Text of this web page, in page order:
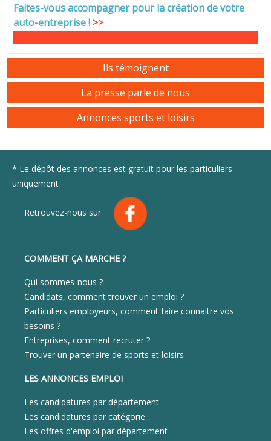
Faites-vous accompagner pour la création de votre
auto-entreprise! >>
Ils témoignent
La presse parle de nous
Annonces sports et loisirs
* Le dépôt des annonces est gratuit pour les particuliers
uniquement
Retrouvez-nous sur
COMMENT ÇA MARCHE ?
Qui sommes-nous ?
Candidats, comment trouver un emploi ?
Particuliers employeurs, comment faire connaitre vos
besoins ?
Entreprises, comment recruter ?
Trouver un partenaire de sports et loisirs
LES ANNONCES EMPLOI
Les candidatures par département
Les candidatures par catégorie
Les offres d'emploi par département